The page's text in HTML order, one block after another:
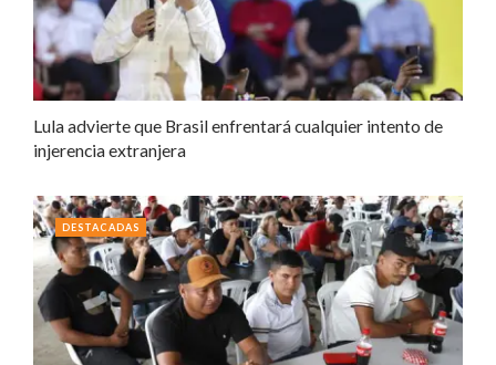
Lula advierte que Brasil enfrentará cualquier intento de
injerencia extranjera
DESTACADAS